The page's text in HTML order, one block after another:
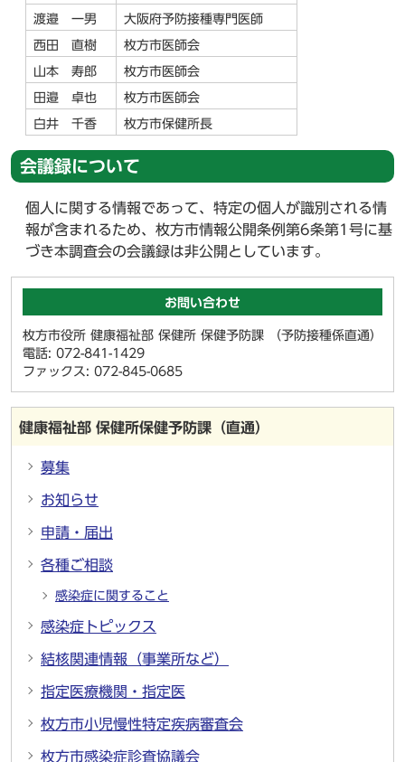
渡邉 一男 大阪府予防接種専門医師
西田 直樹 枚方市医師会
山本 寿郎 枚方市医師会
田邉 卓也 枚方市医師会
白井 千香 枚方市保健所長
会議録について
個人に関する情報であって、特定の個人が識別される情
報が含まれるため、枚方市情報公開条例第6条第1号に基
づき本調査会の会議録は非公開としています。
お問い合わせ
枚方市役所 健康福祉部 保健所 保健予防課 （予防接種係直通）
電話: 072-841-1429
ファックス: 072-845-0685
健康福祉部 保健所保健予防課（直通）
募集
お知らせ
申請・届出
各種ご相談
感染症に関すること
感染症トピックス
結核関連情報（事業所など）
指定医療機関・指定医
枚方市小児慢性特定疾病審査会
枚方市感染症診査協議会